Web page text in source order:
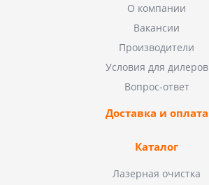
О компании
Вакансии
Производители
Условия для дилеров
Вопрос-ответ
Доставка и оплата
Каталог
Лазерная очистка